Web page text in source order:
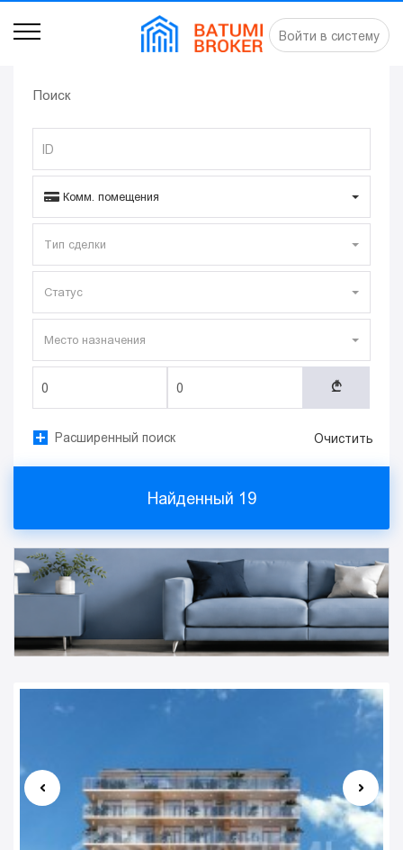
Войти в систему
Поиск
Комм. помещения
Тип сделки
Статус
Место назначения
A
Расширенный поиск Очистить
Найденный 19